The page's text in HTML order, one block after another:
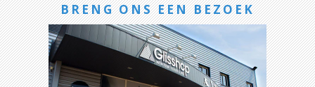
BRENG ONS EEN BEZOEK